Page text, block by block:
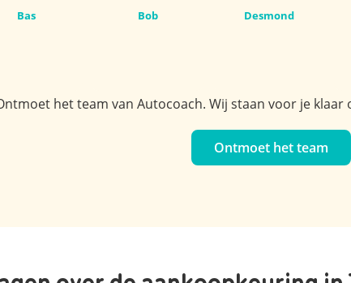
Bas Bob Desmond
het team van Autocoach. Wij staan voor je klaar
Ontmoet het team